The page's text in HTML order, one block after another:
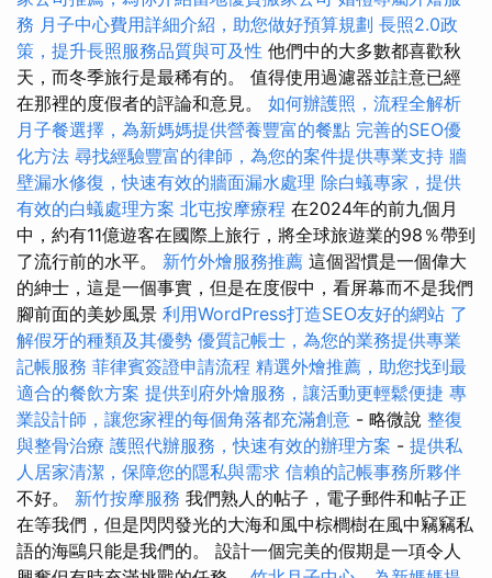
務 月子中心費用詳細介紹，助您做好預算規劃 長照2.0政
策，提升長照服務品質與可及性 他們中的大多數都喜歡秋
天，而冬季旅行是最稀有的。 值得使用過濾器並註意已經
在那裡的度假者的評論和意見。 如何辦護照，流程全解析
月子餐選擇，為新媽媽提供營養豐富的餐點 完善的SEO優
化方法 尋找經驗豐富的律師，為您的案件提供專業支持 牆
壁漏水修復，快速有效的牆面漏水處理 除白蟻專家，提供
有效的白蟻處理方案 北屯按摩療程 在2024年的前九個月
中，約有11億遊客在國際上旅行，將全球旅遊業的98％帶到
了流行前的水平。 新竹外燴服務推薦 這個習慣是一個偉大
的紳士，這是一個事實，但是在度假中，看屏幕而不是我們
腳前面的美妙風景 利用WordPress打造SEO友好的網站 了
解假牙的種類及其優勢 優質記帳士，為您的業務提供專業
記帳服務 菲律賓簽證申請流程 精選外燴推薦，助您找到最
適合的餐飲方案 提供到府外燴服務，讓活動更輕鬆便捷 專
業設計師，讓您家裡的每個角落都充滿創意 - 略微說 整復
與整骨治療 護照代辦服務，快速有效的辦理方案 - 提供私
人居家清潔，保障您的隱私與需求 信賴的記帳事務所夥伴
不好。 新竹按摩服務 我們熟人的帖子，電子郵件和帖子正
在等我們，但是閃閃發光的大海和風中棕櫚樹在風中竊竊私
語的海鷗只能是我們的。 設計一個完美的假期是一項令人